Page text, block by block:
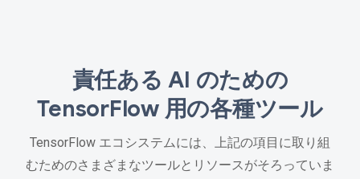
責任ある AI のための
TensorFlow 用の各種ツール
TensorFlow エコシステムには、上記の項目に取り組
むためのさまざまなツールとリソースがそろっていま